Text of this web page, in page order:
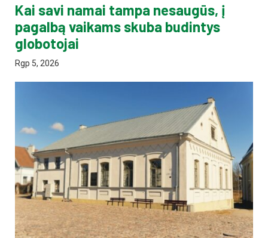
Kai savi namai tampa nesaugūs, į
pagalbą vaikams skuba budintys
globotojai
Rgp 5, 2026